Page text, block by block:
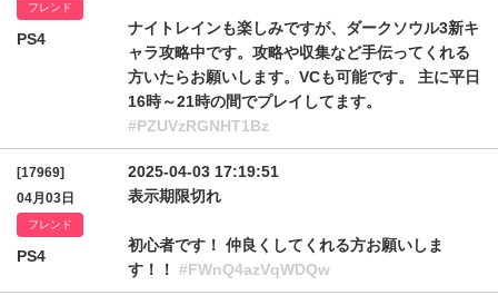
フレンド
PS4
ナイトレインも楽しみですが、ダークソウル3新キ
ャラ攻略中です。攻略や収集など手伝ってくれる
方いたらお願いします。VCも可能です。 主に平日
16時～21時の間でプレイしてます。
#PZUVzRGNHT1Bz
[17969]
04月03日
フレンド
PS4
2025-04-03 17:19:51
表示期限切れ
初心者です！ 仲良くしてくれる方お願いしま
す！！ #FWnQ4azVqWDQw